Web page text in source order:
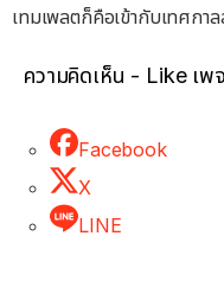
เทมเพลตก็คือเข้ากับเทศกา
ความคิดเห็น - Like เ
Facebook
X
LINE